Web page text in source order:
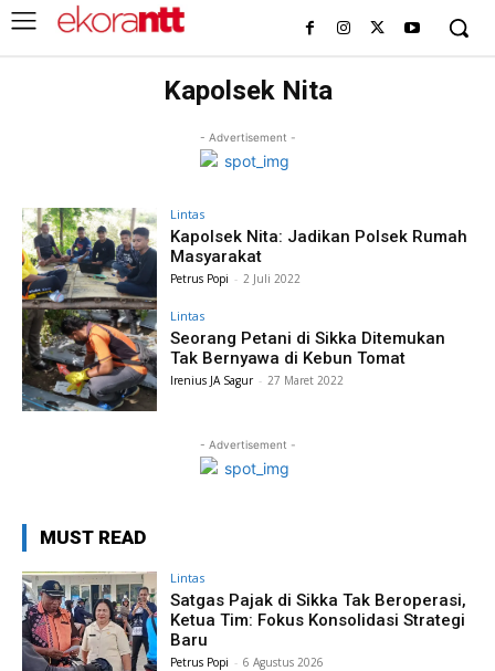
Kapolsek Nita
- Advertisement -
Lintas
Kapolsek Nita: Jadikan Polsek Rumah
Masyarakat
Petrus Popi - 2 Juli 2022
Lintas
Seorang Petani di Sikka Ditemukan
Tak Bernyawa di Kebun Tomat
Irenius JA Sagur - 27 Maret 2022
- Advertisement -
MUST READ
Lintas
Satgas Pajak di Sikka Tak Beroperasi,
Ketua Tim: Fokus Konsolidasi Strategi
Baru
Petrus Popi - 6 Agustus 2026